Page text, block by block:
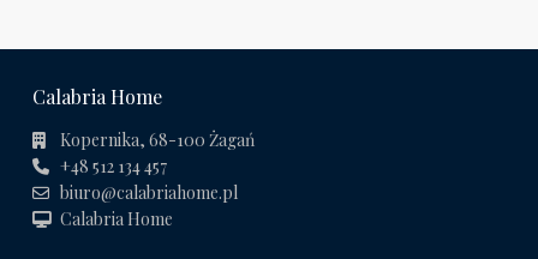
Calabria Home
Kopernika, 68-100 Żagań
+48 512 134 457
biuro@calabriahome.pl
Calabria Home